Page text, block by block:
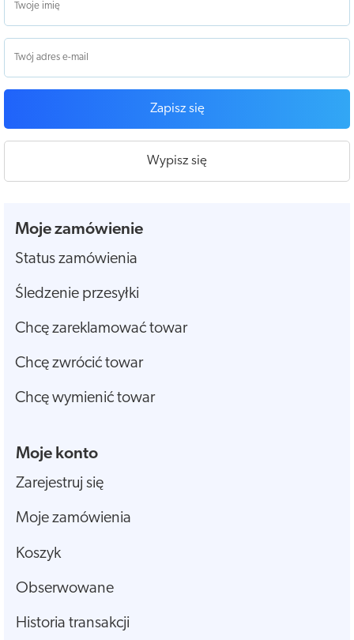
Zapisz się
Wypisz się
Moje zamówienie
Status zamówienia
Śledzenie przesyłki
Chcę zareklamować towar
Chcę zwrócić towar
Chcę wymienić towar
Moje konto
Zarejestruj się
Moje zamówienia
Koszyk
Obserwowane
Historia transakcji